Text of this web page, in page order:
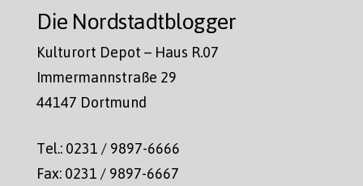
Die Nordstadtblogger
Kulturort Depot – Haus R.07
Immermannstraße 29
44147 Dortmund
Tel.: 0231 / 9897-6666
Fax: 0231 / 9897-6667